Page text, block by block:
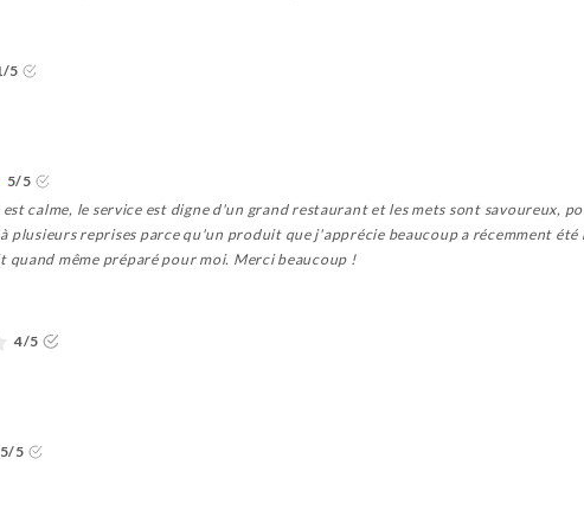
5
5/5
calme, le service est digne d'un grand restaurant et les mets sont savoureux,
plusieurs reprises parce qu'un produit que j'apprécie beaucoup a récemment
quand même préparé pour moi. Merci beaucoup !
4/5
5/5